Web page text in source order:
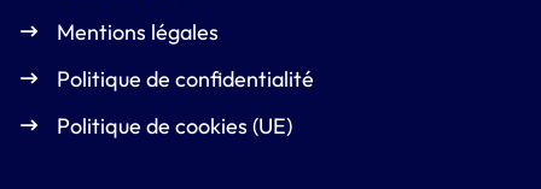
Mentions légales
Politique de confidentialité
Politique de cookies (UE)